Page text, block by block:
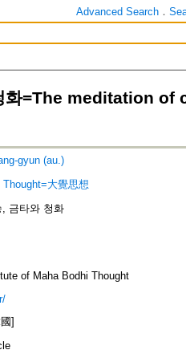
Advanced Search．
화=The meditation
gyun (au.)
大覺思想
금타와 청화
of Maha Bodhi Thought
]